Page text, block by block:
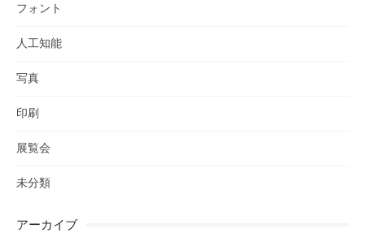
フォント
人工知能
写真
印刷
展覧会
未分類
アーカイブ